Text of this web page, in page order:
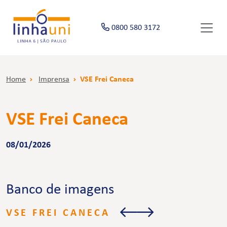
0800 580 3172
Home Imprensa VSE Frei Caneca
VSE Frei Caneca
08/01/2026
Banco de imagens
VSE FREI CANECA